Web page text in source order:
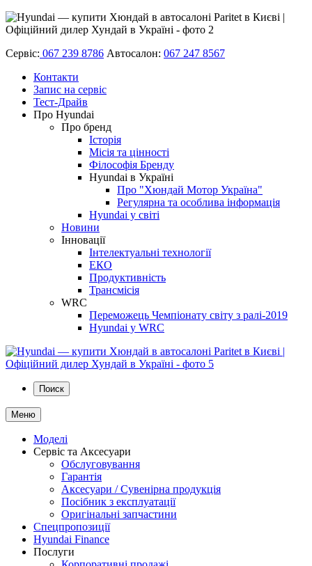
Сервіс: 067 239 8786 Автосалон: 067 247 8567
Контакти
Запис на сервіс
Тест-Драйв
Про Hyundai
Про бренд
Історія
Місія та цінності
Філософія Бренду
Hyundai в Україні
Про "Хюндай Мотор Україна"
Регулярна та особлива інформація
Hyundai у світі
Новини
Інновації
Інтелектуальні технології
ЕКО
Продуктивність
Трансмісія
WRC
Переможець Чемпіонату світу з ралі-2019
Hyundai у WRC
Поиск
Меню
Моделі
Сервіс та Аксесуари
Обслуговування
Гарантія
Аксесуари / Сувенірна продукція
Посібник з експлуатації
Оригінальні запчастини
Спецпропозиції
Hyundai Finance
Послуги